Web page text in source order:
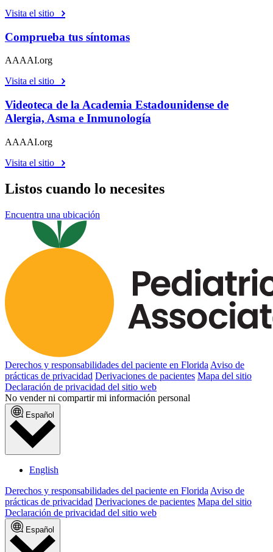
Visita el sitio
Comprueba tus síntomas
AAAAI.org
Visita el sitio
Videoteca de la Academia Estadounidense de
Alergia, Asma e Inmunología
AAAAI.org
Visita el sitio
Listos cuando lo necesites
Encuentra una ubicación
Derechos y responsabilidades del paciente en Florida Aviso de
prácticas de privacidad Derivaciones de pacientes Mapa del sitio
Declaración de privacidad del sitio web
No vender ni compartir mi información personal
Español
English
Derechos y responsabilidades del paciente en Florida Aviso de
prácticas de privacidad Derivaciones de pacientes Mapa del sitio
Declaración de privacidad del sitio web
Español